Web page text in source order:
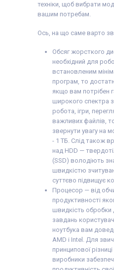
техніки, щоб вибрати
вашим потребам.
Ось, на що саме варто
Обсяг жорсткого
необхідний для
встановленим
програм, то
якщо вам потрібен
широкого спектра
робота, ігри,
важливих файлів,
звернути увагу на
- 1 ТБ. Слід також
над HDD —
(SSD) володіють
швидкістю
суттєво підвищує
Процесор — від
продуктивності
швидкість обробки
завдань
ноутбука вам
AMD і Intel. Для
принципової
виробники